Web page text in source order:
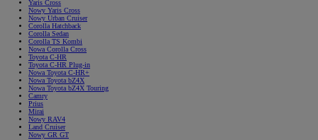
Yaris Cross
Nowy Yaris Cross
Nowy Urban Cruiser
Corolla Hatchback
Corolla Sedan
Corolla TS Kombi
Nowa Corolla Cross
Toyota C-HR
Toyota C-HR Plug-in
Nowa Toyota C-HR+
Nowa Toyota bZ4X
Nowa Toyota bZ4X Touring
Camry
Prius
Mirai
Nowy RAV4
Land Cruiser
Nowy GR GT